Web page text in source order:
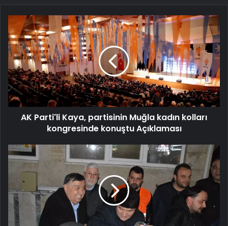
Parti'li
Kaya,
partisinin
Muğla
kadın
kolları
kongresinde
konuştu
Açıklaması
AK Parti'li Kaya, partisinin Muğla kadın kolları
kongresinde konuştu Açıklaması
Miraç
Kandili
Kutlamaları
Havza'da